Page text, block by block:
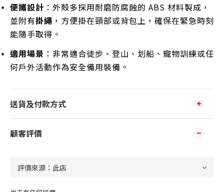
便攜設計 ：外殼多採用耐磨防腐蝕的 ABS 材料製成，
並附有掛繩 ，方便掛在頸部或背包上，確保在緊急時刻
能隨手取得。
適用場景 ：非常適合徒步、登山、划船、寵物訓練或任
何戶外活動作為安全備用裝備。
送貨及付款方式
顧客評價